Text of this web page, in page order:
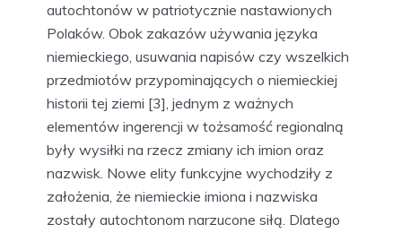
autochtonów w patriotycznie nastawionych
Polaków. Obok zakazów używania języka
niemieckiego, usuwania napisów czy wszelkich
przedmiotów przypominających o niemieckiej
historii tej ziemi [3], jednym z ważnych
elementów ingerencji w tożsamość regionalną
były wysiłki na rzecz zmiany ich imion oraz
nazwisk. Nowe elity funkcyjne wychodziły z
założenia, że niemieckie imiona i nazwiska
zostały autochtonom narzucone siłą. Dlatego